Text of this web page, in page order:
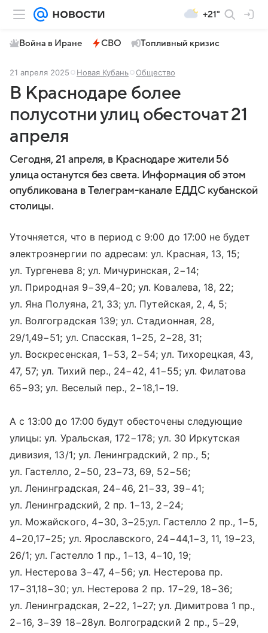
+21°
Война в Иране СВО Топливный кризис
21 апреля 2025 Новая Кубань Общество
В Краснодаре более
полусотни улиц обесточат 21
апреля
Сегодня, 21 апреля, в Краснодаре жители 56
улица останутся без света. Информация об этом
опубликована в Телеграм-канале ЕДДС кубанской
столицы.
Уточняется, что в период с 9:00 до 17:00 не будет
электроэнергии по адресам: ул. Красная, 13, 15;
ул. Тургенева 8; ул. Мичуринская, 2−14;
ул. Природная 9−39,4−20; ул. Ковалева, 18, 22;
ул. Яна Полуяна, 21, 33; ул. Путейская, 2, 4, 5;
ул. Волгоградская 139; ул. Стадионная, 28,
29/1,49−51; ул. Спасская, 1−25, 2−28, 31;
ул. Воскресенская, 1−53, 2−54; ул. Тихорецкая, 43,
47, 57; ул. Тихий пер., 24−42, 41−55; ул. Филатова
65−93; ул. Веселый пер., 2−18,1−19.
А с 13:00 до 17:00 будут обесточены следующие
улицы: ул. Уральская, 172−178; ул. 30 Иркутская
дивизия, 13/1; ул. Ленинградский, 2 пр., 5;
ул. Гастелло, 2−50, 23−73, 69, 52−56;
ул. Ленинградская, 24−46, 21−33, 39−41;
ул. Ленинградский, 2 пр. 1−13, 2−24;
ул. Можайского, 4−30, 3−25;ул. Гастелло 2 пр., 1−5,
4−20,17−25; ул. Ярославского, 24−44,1−3, 11, 19−23,
26/1; ул. Гастелло 1 пр., 1−13, 4−10, 19;
ул. Нестерова 3−47, 4−56; ул. Нестерова пр.
17−31,18−30; ул. Нестерова 2 пр. 17−29, 18−36;
ул. Ленинградская, 2−22, 1−27; ул. Димитрова 1 пр.,
2−16, 3−39 18−28ул. Волгоградский 2 пр., 5−29,